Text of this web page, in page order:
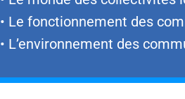
• Le fonctionnement des
• L’environnement des